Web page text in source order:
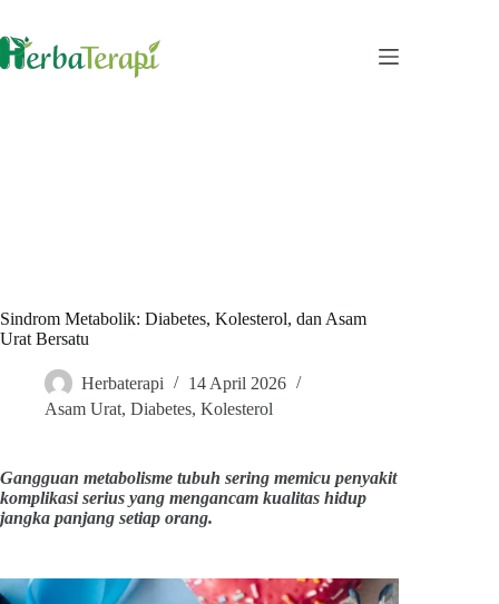
content
Sindrom Metabolik: Diabetes, Kolesterol, dan Asam
Urat Bersatu
Herbaterapi
14 April 2026
Asam Urat, Diabetes, Kolesterol
Gangguan metabolisme tubuh sering memicu penyakit
komplikasi serius yang mengancam kualitas hidup
jangka panjang setiap orang.